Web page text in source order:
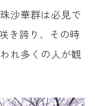
沙華群は必見で
き誇り、その時
れ多くの人が観